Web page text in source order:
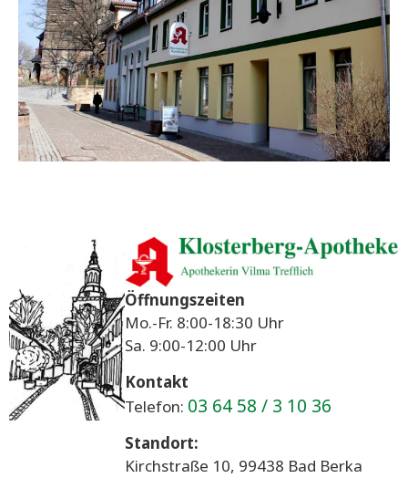
Öffnungszeiten
Mo.-Fr. 8:00-18:30 Uhr
Sa. 9:00-12:00 Uhr
Kontakt
Telefon: 03 64 58 / 3 10 36
Standort:
Kirchstraße 10, 99438 Bad Berka